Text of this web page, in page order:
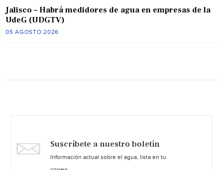
Jalisco – Habrá medidores de agua en empresas de la
UdeG (UDGTV)
05 AGOSTO 2026
Suscríbete a nuestro boletín
Información actual sobre el agua, lista en tu